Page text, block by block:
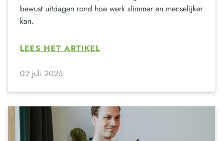
bewust uitdagen rond hoe werk slimmer en menselijker
kan.
LEES HET ARTIKEL
02 juli 2026